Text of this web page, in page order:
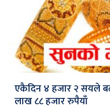
एकैदिन ४ हजार २ सयले
लाख ८८ हजार रुपैयाँ